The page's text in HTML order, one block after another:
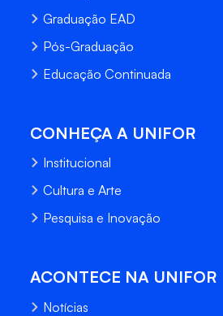
Graduação EAD
Pós-Graduação
Educação Continuada
CONHEÇA A UNIFOR
Institucional
Cultura e Arte
Pesquisa e Inovação
ACONTECE NA UNIFOR
Notícias